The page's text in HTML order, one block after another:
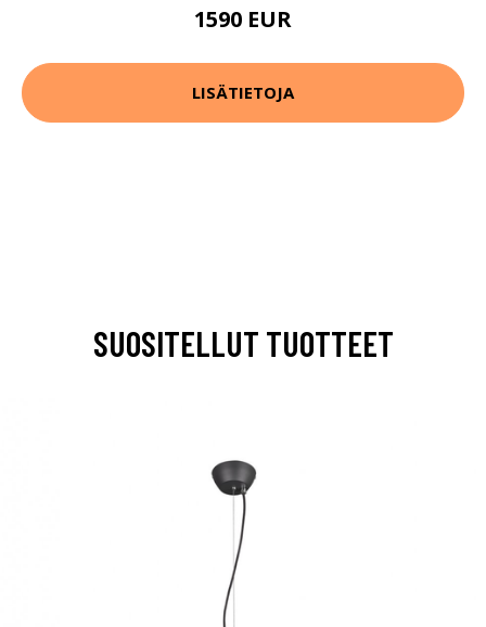
1590 EUR
LISÄTIETOJA
SUOSITELLUT TUOTTEET